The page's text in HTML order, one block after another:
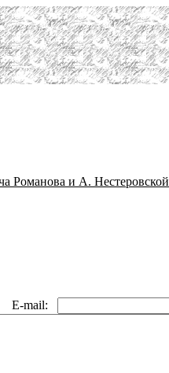
Романова и А. Нестеровской
mail: